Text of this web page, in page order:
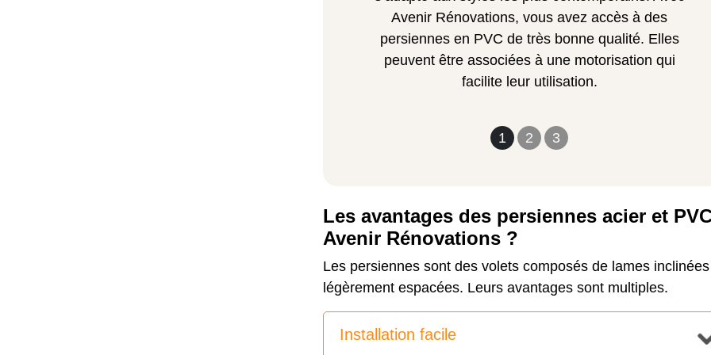
1 2 3
Avenir Rénovations, vous avez accès à des
persiennes en PVC de très bonne qualité. Elles
peuvent être associées à une motorisation qui
facilite leur utilisation.
Les avantages des persiennes acier et
Avenir Rénovations ?
Les persiennes sont des volets composés de lames inclinées
légèrement espacées. Leurs avantages sont multiples.
Installation facile